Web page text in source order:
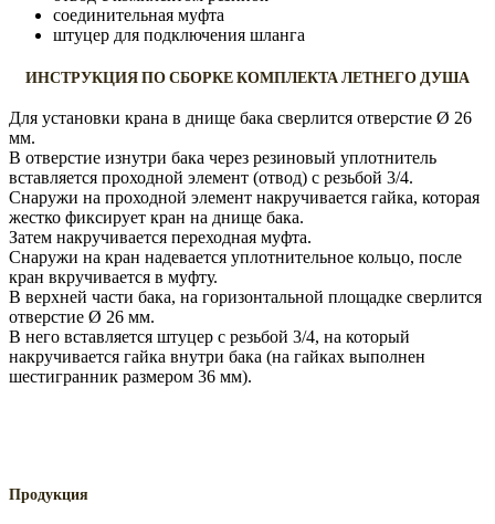
соединительная муфта
штуцер для подключения шланга
ИНСТРУКЦИЯ ПО СБОРКЕ КОМПЛЕКТА ЛЕТНЕГО ДУША
Для установки крана в днище бака сверлится отверстие Ø 26
мм.
В отверстие изнутри бака через резиновый уплотнитель
вставляется проходной элемент (отвод) с резьбой 3/4.
Снаружи на проходной элемент накручивается гайка, которая
жестко фиксирует кран на днище бака.
Затем накручивается переходная муфта.
Снаружи на кран надевается уплотнительное кольцо, после
кран вкручивается в муфту.
В верхней части бака, на горизонтальной площадке сверлится
отверстие Ø 26 мм.
В него вставляется штуцер с резьбой 3/4, на который
накручивается гайка внутри бака (на гайках выполнен
шестигранник размером 36 мм).
Продукция